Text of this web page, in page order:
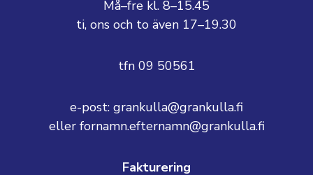
Må–fre kl. 8–15.45
ti, ons och to även 17–19.30
tfn 09 50561
e-post: grankulla@grankulla.fi
eller fornamn.efternamn@grankulla.fi
Fakturering